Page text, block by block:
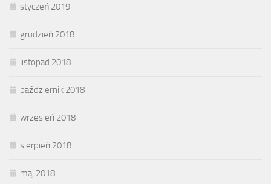
styczeń 2019
grudzień 2018
listopad 2018
październik 2018
wrzesień 2018
sierpień 2018
maj 2018